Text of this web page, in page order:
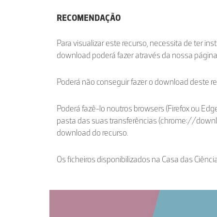
RECOMENDAÇÃO
Para visualizar este recurso, necessita de ter
download poderá fazer através da nossa
Poderá não conseguir fazer o download deste
Poderá fazê-lo noutros browsers (Firefox ou
pasta das suas transferências (chrome://
download do recurso.
Os ficheiros disponibilizados na Casa das